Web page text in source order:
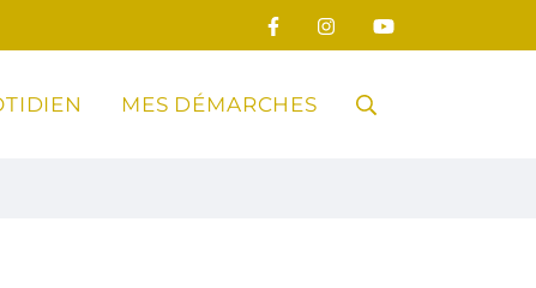
MES DÉMARCHES RECHERCHE